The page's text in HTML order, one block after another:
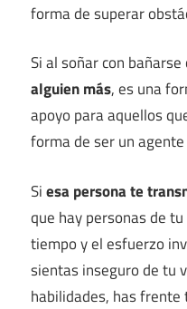
forma de superar
Si al soñar con
alguien más, es una
apoyo para aquellos
forma de ser un
Siesa persona te
que hay personas de
tiempo y el esfuerzo
sientas inseguro de tu
habilidades, has